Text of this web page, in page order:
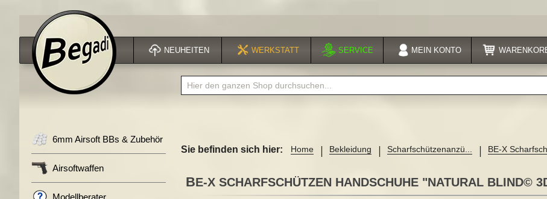
NEUHEITEN WERKSTATT SERVICE MEIN KONTO
Sie befinden sich hier: Home Bekleidung Scharfschützenanzü... BE-X
BE-X SCHARFSCHÜTZEN HANDSCHUHE "NATURAL BLIND©
6mm Airsoft BBs & Zubehör
Airsoftwaffen
Modellberater